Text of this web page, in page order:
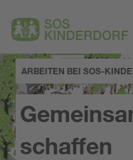
ARBEITEN BEI SOS-
schaffen